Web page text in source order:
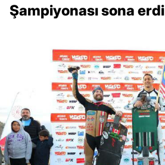
Şampiyonası sona erdi